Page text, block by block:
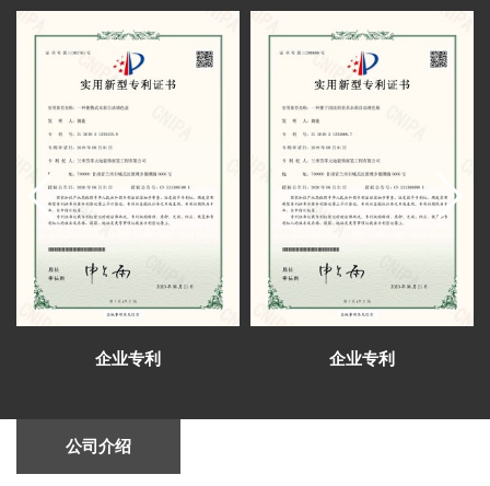
展览工程有限公司设计施工)
全国民族团结进步教育基地暨甘肃省铸牢中
华民族共同体意识培训基地揭牌仪式在甘肃省法
官学院举行。
甘肃工业职业技术学院领导来到施工现场实
地调研
芳菲大地完成甘肃建投矿业公司综合会议
室、视频室等设计施工
芳菲大地公司于2023新春之际组织兰州和西
安两地同事开启了为期五天的考察学习
兰州芳菲大地设计施工的陈列馆及展厅得到
了专家学者的肯定和好评
芳菲大地展览公司中标甘肃财贸职业学院信
息化校史馆建设项目
心怀感恩，与爱同行——芳菲大地开展志愿
敬老慰问捐赠活动
芳菲大地设计施工的青海省第五人民医院院
史馆即将完成建设布展
芳菲大地完成甘肃一建智能会议室、接待
室、视频会议室的设计施工
芳菲大地完成甘肃建投矿业公司综合会议
智能平台完成建设布展
兰州芳菲大地展览2021年度总结会召开（变
革新升 精艺为公）
芳菲大地展览中标祁连山国家级自然保护区
企业专利 企业专利
公司介绍